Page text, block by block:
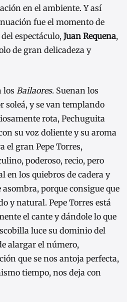
en el ambiente. Y así
fue el momento de
espectáculo, Juan Requena,
de gran delicadeza y
los Bailaores. Suenan los
soleá, y se van templando
rota, Pechuguita
su voz doliente y su aroma
el gran Pepe Torres,
poderoso, recio, pero
en los quiebros de cadera y
porque consigue que
y natural. Pepe Torres está
el cante y dándole lo que
luce su dominio del
alargar el número,
que se nos antoja perfecta,
tiempo, nos deja con